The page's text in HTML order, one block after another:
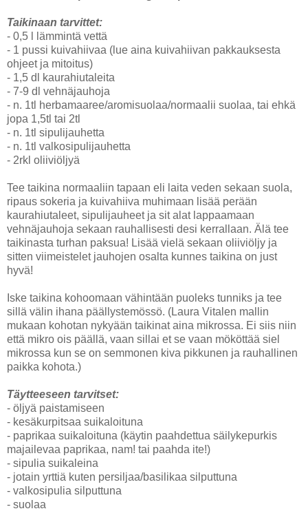
Taikinaan tarvittet:
- 0,5 l lämmintä vettä
- 1 pussi kuivahiivaa (lue aina kuivahiivan pakkauksesta
ohjeet ja mitoitus)
- 1,5 dl kaurahiutaleita
- 7-9 dl vehnäjauhoja
- n. 1tl herbamaaree/aromisuolaa/normaalii suolaa, tai ehkä
jopa 1,5tl tai 2tl
- n. 1tl sipulijauhetta
- n. 1tl valkosipulijauhetta
- 2rkl oliiviöljyä
Tee taikina normaaliin tapaan eli laita veden sekaan suola,
ripaus sokeria ja kuivahiiva muhimaan lisää perään
kaurahiutaleet, sipulijauheet ja sit alat lappaamaan
vehnäjauhoja sekaan rauhallisesti desi kerrallaan. Älä tee
taikinasta turhan paksua! Lisää vielä sekaan oliiviöljy ja
sitten viimeistelet jauhojen osalta kunnes taikina on just
hyvä!
Iske taikina kohoomaan vähintään puoleks tunniks ja tee
sillä välin ihana päällystemössö. (Laura Vitalen mallin
mukaan kohotan nykyään taikinat aina mikrossa. Ei siis niin
että mikro ois päällä, vaan sillai et se vaan mököttää siel
mikrossa kun se on semmonen kiva pikkunen ja rauhallinen
paikka kohota.)
Täytteeseen tarvitset:
- öljyä paistamiseen
- kesäkurpitsaa suikaloituna
- paprikaa suikaloituna (käytin paahdettua säilykepurkis
majailevaa paprikaa, nam! tai paahda ite!)
- sipulia suikaleina
- jotain yrttiä kuten persiljaa/basilikaa silputtuna
- valkosipulia silputtuna
- suolaa